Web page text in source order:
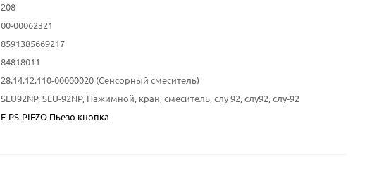
208
00-00062321
8591385669217
84818011
28.14.12.110-00000020 (Сенсорный смеситель)
SLU92NP, SLU-92NP, Нажимной, кран, смеситель, слу 92, слу92, слу-92
E-PS-PIEZO Пьезо кнопка